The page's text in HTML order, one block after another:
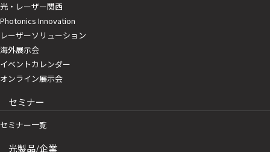
光・レーザー関西
Photonics Innovation
レーザーソリューション
海外展示会
イベントカレンダー
オンライン展示会
セミナー
セミナー一覧
光製品/企業